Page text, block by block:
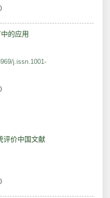
)
的应用
j.issn.1001-
)
评价中国文献
)